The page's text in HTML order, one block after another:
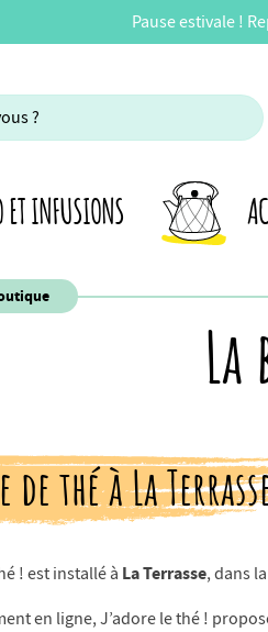
Pause estivale !
ET INFUSIONS
thé à La
! est installé à La Terrasse, dans
en ligne, J’adore le thé !